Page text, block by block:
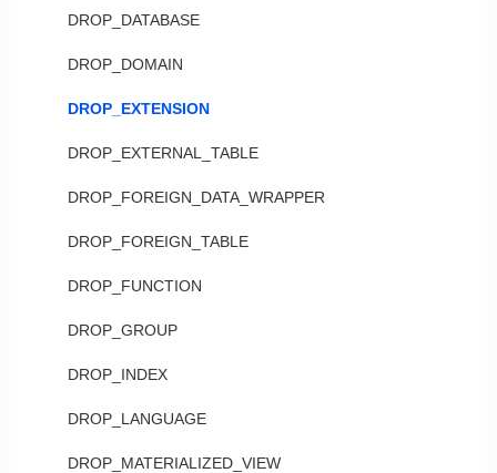
DROP_DATABASE
DROP_DOMAIN
DROP_EXTENSION
DROP_EXTERNAL_TABLE
DROP_FOREIGN_DATA_WRAPPER
DROP_FOREIGN_TABLE
DROP_FUNCTION
DROP_GROUP
DROP_INDEX
DROP_LANGUAGE
DROP_MATERIALIZED_VIEW